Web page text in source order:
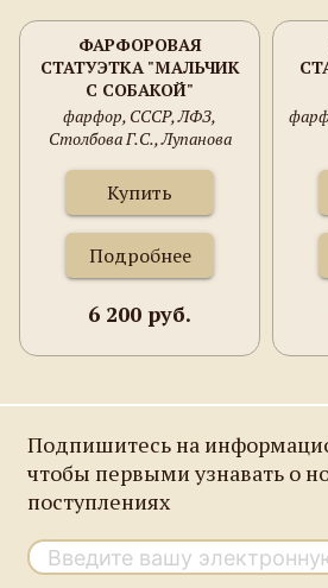
ФАРФОРОВАЯ
СТАТУЭТКА "МАЛЬЧИК
С СОБАКОЙ"
фарфор, СССР, ЛФЗ,
Столбова Г.С., Лупанова
Купить
Подробнее
6 200 руб.
Подпишитесь на
чтобы первыми узнавать о
поступлениях